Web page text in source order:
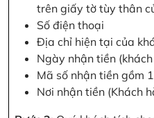
trên giấy tờ tùy thân
Số điện thoại
Địa chỉ hiện tại của
Ngày nhận tiền
Mã số nhận tiền gồm
Nơi nhận tiền (Khách